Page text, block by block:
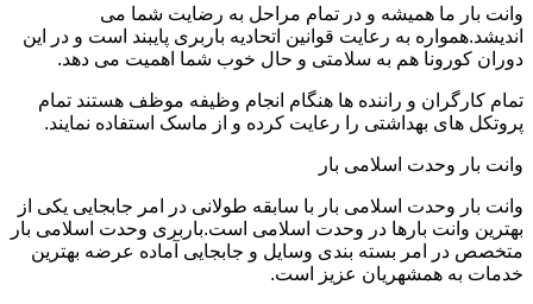
وانت بار ما همیشه و در تمام مراحل به رضایت شما می
اندیشد.همواره به رعایت قوانین اتحادیه باربری پایبند است و در این
دوران کورونا هم به سلامتی و حال خوب شما اهمیت می دهد.
تمام کارگران و راننده ها هنگام انجام وظیفه موظف هستند تمام
پروتکل های بهداشتی را رعایت کرده و از ماسک استفاده نمایند.
وانت بار وحدت اسلامی بار
وانت بار وحدت اسلامی بار با سابقه طولانی در امر جابجایی یکی از
بهترین وانت بارها در وحدت اسلامی است.باربری وحدت اسلامی بار
متخصص در امر بسته بندی وسایل و جابجایی آماده عرضه بهترین
خدمات به همشهریان عزیز است.